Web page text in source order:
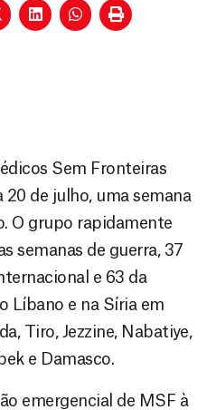
Sem Fronteiras
de julho, uma semana
O grupo rapidamente
semanas de guerra, 37
e 63 da
Líbano e na Síria em
Tiro, Jezzine, Nabatiye,
e Damasco.
emergencial de MSF à